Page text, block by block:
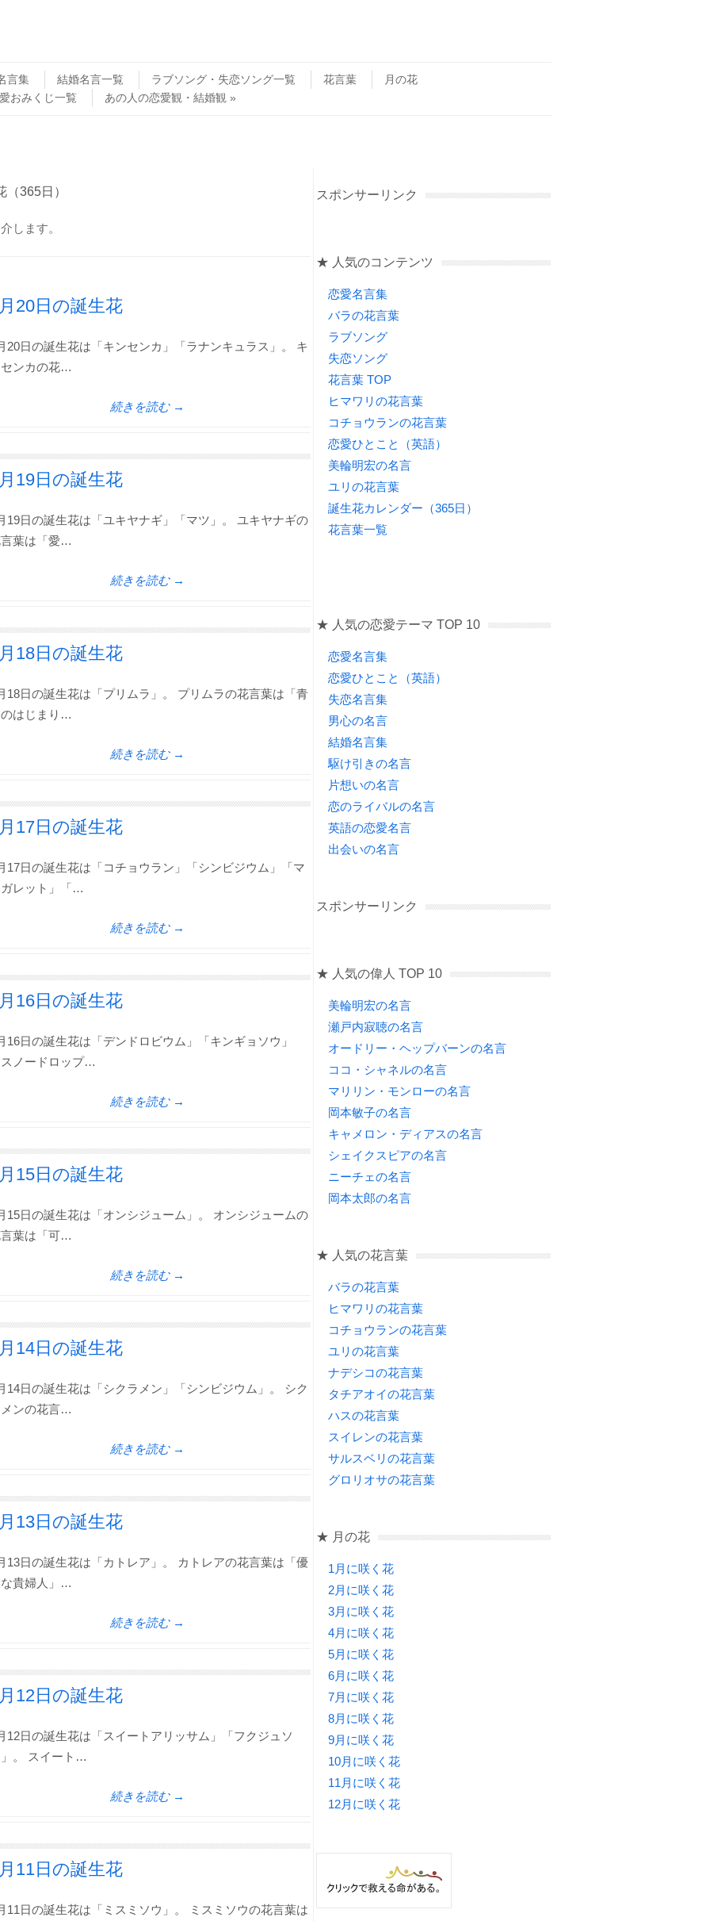
言集 結婚名言一覧 ラブソング・失恋ソング一覧 花言葉
月の花
おみくじ一覧
あの人の恋愛観・結婚観
（365日）
します。
20日の誕生花
20日の誕生花は「キンセンカ」「ラナンキュラス」。 キ
ンカの花…
続きを読む →
19日の誕生花
19日の誕生花は「ユキヤナギ」「マツ」。 ユキヤナギの
葉は「愛…
続きを読む →
18日の誕生花
18日の誕生花は「プリムラ」。 プリムラの花言葉は「青
はじまり…
続きを読む →
17日の誕生花
17日の誕生花は「コチョウラン」「シンビジウム」「マ
レット」「…
続きを読む →
16日の誕生花
16日の誕生花は「デンドロビウム」「キンギョソウ」
ノードロップ…
続きを読む →
15日の誕生花
15日の誕生花は「オンシジューム」。 オンシジュームの
葉は「可…
続きを読む →
14日の誕生花
14日の誕生花は「シクラメン」「シンビジウム」。 シク
ンの花言…
続きを読む →
13日の誕生花
13日の誕生花は「カトレア」。 カトレアの花言葉は「優
貴婦人」…
続きを読む →
12日の誕生花
12日の誕生花は「スイートアリッサム」「フクジュソ
。 スイート…
続きを読む →
11日の誕生花
11日の誕生花は「ミスミソウ」。 ミスミソウの花言葉は
スポンサーリンク
★ 人気のコンテンツ
恋愛名言集
バラの花言葉
ラブソング
失恋ソング
花言葉 TOP
ヒマワリの花言葉
コチョウランの花言葉
恋愛ひとこと（英語）
美輪明宏の名言
ユリの花言葉
誕生花カレンダー（365日）
花言葉一覧
★ 人気の恋愛テーマ TOP 10
恋愛名言集
恋愛ひとこと（英語）
失恋名言集
男心の名言
結婚名言集
駆け引きの名言
片想いの名言
恋のライバルの名言
英語の恋愛名言
出会いの名言
スポンサーリンク
★ 人気の偉人 TOP 10
美輪明宏の名言
瀬戸内寂聴の名言
オードリー・ヘップバーンの名言
ココ・シャネルの名言
マリリン・モンローの名言
岡本敏子の名言
キャメロン・ディアスの名言
シェイクスピアの名言
ニーチェの名言
岡本太郎の名言
★ 人気の花言葉
バラの花言葉
ヒマワリの花言葉
コチョウランの花言葉
ユリの花言葉
ナデシコの花言葉
タチアオイの花言葉
ハスの花言葉
スイレンの花言葉
サルスベリの花言葉
グロリオサの花言葉
★ 月の花
1月に咲く花
2月に咲く花
3月に咲く花
4月に咲く花
5月に咲く花
6月に咲く花
7月に咲く花
8月に咲く花
9月に咲く花
10月に咲く花
11月に咲く花
12月に咲く花